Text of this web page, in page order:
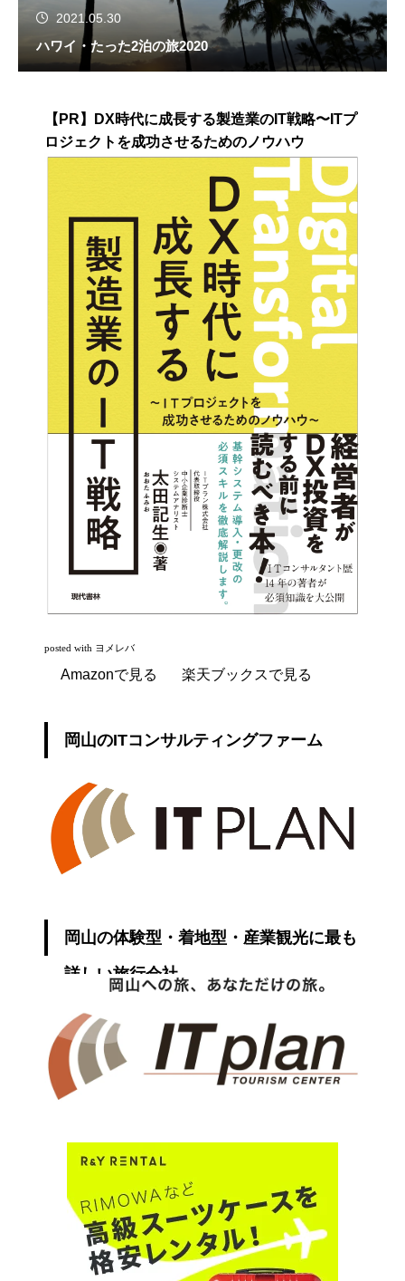
2021.05.30
ハワイ・たった2泊の旅2020
【PR】DX時代に成長する製造業のIT戦略〜ITプ
ロジェクトを成功させるためのノウハウ
posted with ヨメレバ
Amazonで見る 楽天ブックスで見る
岡山のITコンサルティングファーム
岡山の体験型・着地型・産業観光に最も
詳しい旅行会社